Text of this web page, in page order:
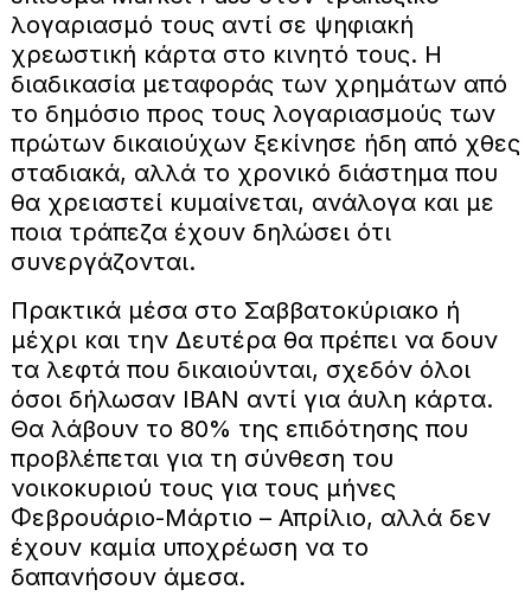
λογαριασμό τους αντί σε ψηφιακή
χρεωστική κάρτα στο κινητό τους. Η
διαδικασία μεταφοράς των χρημάτων από
το δημόσιο προς τους λογαριασμούς των
πρώτων δικαιούχων ξεκίνησε ήδη από χθες
σταδιακά, αλλά το χρονικό διάστημα που
θα χρειαστεί κυμαίνεται, ανάλογα και με
ποια τράπεζα έχουν δηλώσει ότι
συνεργάζονται.
Πρακτικά μέσα στο Σαββατοκύριακο ή
μέχρι και την Δευτέρα θα πρέπει να δουν
τα λεφτά που δικαιούνται, σχεδόν όλοι
όσοι δήλωσαν ΙΒΑΝ αντί για άυλη κάρτα.
Θα λάβουν το 80% της επιδότησης που
προβλέπεται για τη σύνθεση του
νοικοκυριού τους για τους μήνες
Φεβρουάριο-Μάρτιο – Απρίλιο, αλλά δεν
έχουν καμία υποχρέωση να το
δαπανήσουν άμεσα.